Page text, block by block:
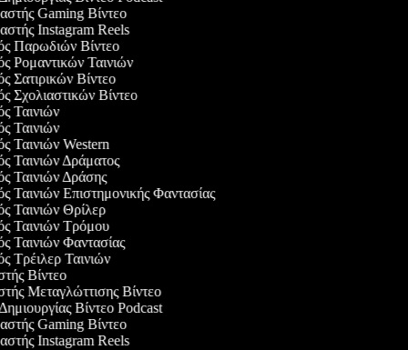
Gaming Βίντεο
Instagram Reels
Παρωδιών Βίντεο
Ρομαντικών Ταινιών
Σατιρικών Βίντεο
Σχολιαστικών Βίντεο
Ταινιών
Ταινιών
Ταινιών Western
Ταινιών Δράματος
Ταινιών Δράσης
Ταινιών Επιστημονικής Φαντασίας
Ταινιών Θρίλερ
Ταινιών Τρόμου
Ταινιών Φαντασίας
Τρέιλερ Ταινιών
Βίντεο
Μεταγλώττισης Βίντεο
Βίντεο Podcast
Gaming Βίντεο
Instagram Reels